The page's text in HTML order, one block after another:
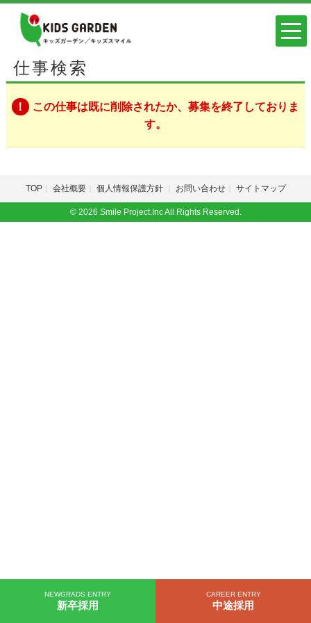
NEWGRADS ENTRY
新卒採用
CAREER ENTRY
中途採用
仕事検索
この仕事は既に削除されたか、募集を終了しておりま
す。
TOP 会社概要 個人情報保護方針 お問い合わせ サイトマップ
© 2026 Smile Project.Inc All Rights Reserved.